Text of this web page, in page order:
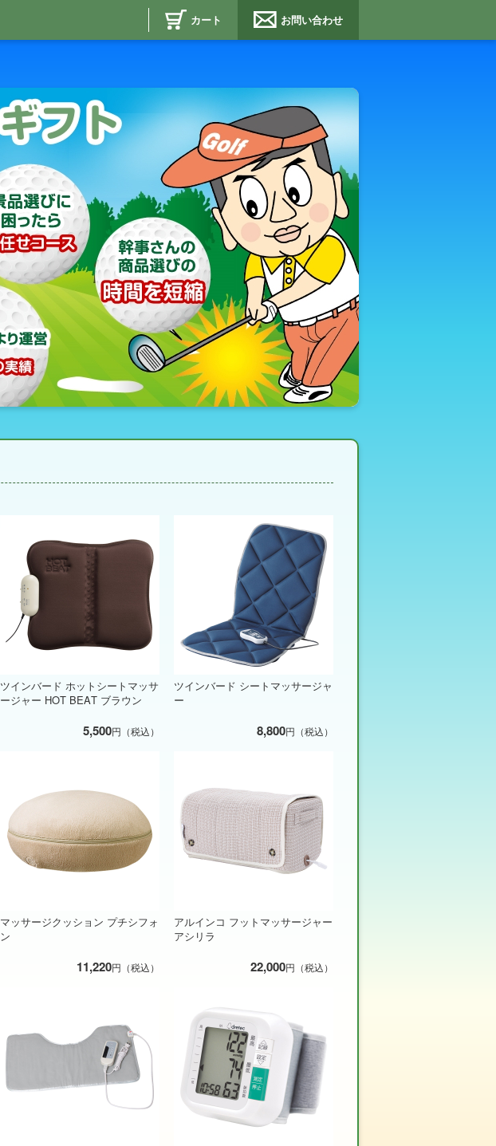
カート お問い合わせ
ツインバード ホットシートマッサ
ージャー HOT BEAT ブラウン
5,500円（税込）
ツインバード シートマッサージャ
ー
8,800円（税込）
マッサージクッション プチシフォ
ン
11,220円（税込）
アルインコ フットマッサージャー
アシリラ
22,000円（税込）